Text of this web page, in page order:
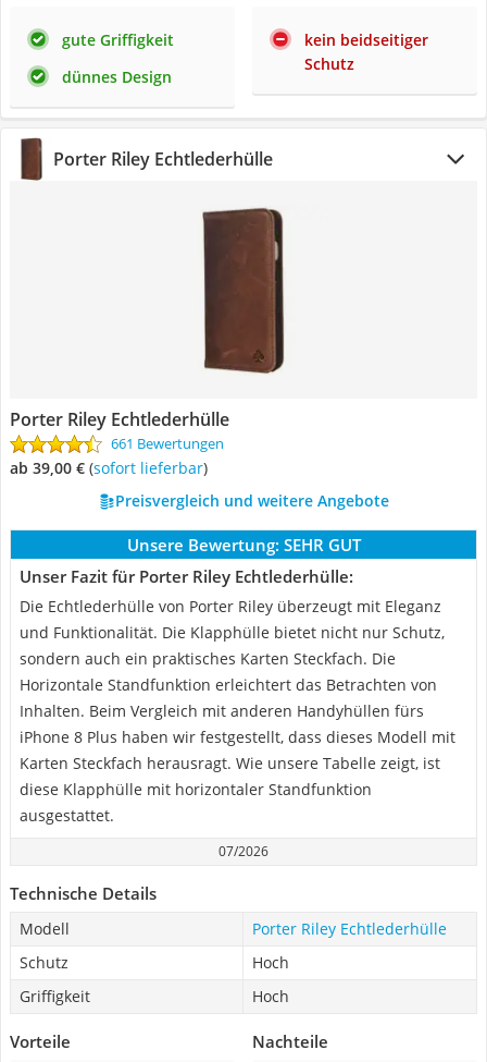
gute Griffigkeit
dünnes Design
kein beidseitiger
Schutz
Porter Riley Echtlederhülle
Porter Riley Echtlederhülle
661 Bewertungen
ab 39,00 € ( Sofort lieferbar)
Preisvergleich und weitere Angebote
Unsere Bewertung: SEHR GUT
Unser Fazit für Porter Riley Echtlederhülle:
Die Echtlederhülle von Porter Riley überzeugt mit Eleganz
und Funktionalität. Die Klapphülle bietet nicht nur Schutz,
sondern auch ein praktisches Karten Steckfach. Die
Horizontale Standfunktion erleichtert das Betrachten von
Inhalten. Beim Vergleich mit anderen Handyhüllen fürs
iPhone 8 Plus haben wir festgestellt, dass dieses Modell mit
Karten Steckfach herausragt. Wie unsere Tabelle zeigt, ist
diese Klapphülle mit horizontaler Standfunktion
ausgestattet.
07/2026
Technische Details
Modell
Porter Riley Echtlederhülle
Schutz
Hoch
Griffigkeit
Hoch
Vorteile Nachteile